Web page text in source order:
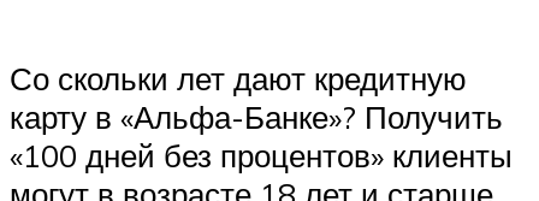
Со скольки лет дают кредитную
карту в «Альфа-Банке»? Получить
«100 дней без процентов» клиенты